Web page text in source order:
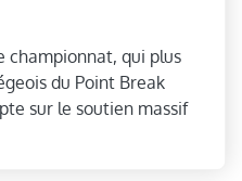
championnat, qui plus
du Point Break
sur le soutien massif